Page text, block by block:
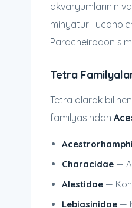
akvaryumlarının
minyatür
Paracheirodon
Tetra
Tetra olarak
familyasından
Characidae —
Alestidae —
Lebiasinidae —